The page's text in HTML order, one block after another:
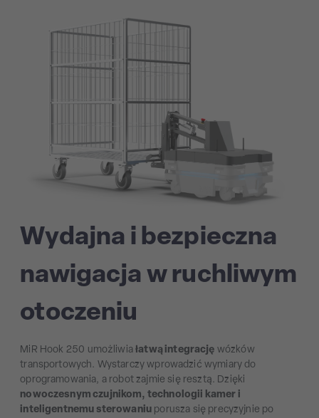
Wydajna i bezpieczna
nawigacja w ruchliwym
otoczeniu
MiR Hook 250 umożliwiałatwą integrację wózków
transportowych. Wystarczy wprowadzić wymiary do
oprogramowania, a robot zajmie się resztą. Dzięki
nowoczesnym czujnikom, technologii kamer i
inteligentnemu sterowaniu porusza się precyzyjnie po